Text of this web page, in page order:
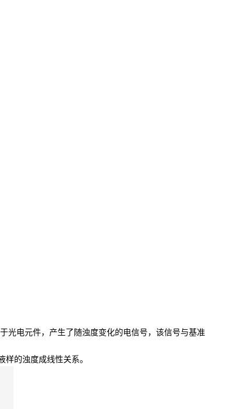
光电元件，产生了随浊度变化的电信号，该信号与基准
的浊度成线性关系。